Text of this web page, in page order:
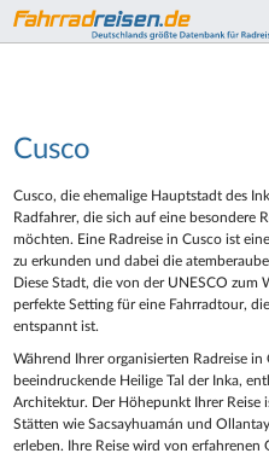
Cusco
Cusco, die ehemalige Hauptstadt des
Radfahrer, die sich auf eine besondere
möchten. Eine Radreise in Cusco ist
zu erkunden und dabei die
Diese Stadt, die von der UNESCO
perfekte Setting für eine Fahrradtour,
entspannt ist.
Während Ihrer organisierten Radreise
beeindruckende Heilige Tal der Inka,
Architektur. Der Höhepunkt Ihrer Reise
Stätten wie Sacsayhuamán und
erleben. Ihre Reise wird von